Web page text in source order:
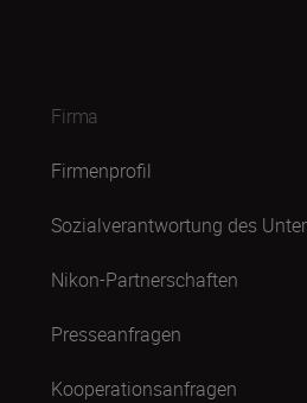
Firma
Firmenprofil
Sozialverantwortung des
Nikon-Partnerschaften
Presseanfragen
Kooperationsanfragen